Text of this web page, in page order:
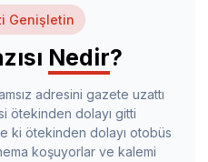
Genişletin
Nedir?
adresini gazete uzattı
ötekinden dolayı gitti
ki ötekinden dolayı otobüs
koşuyorlar ve kalemi